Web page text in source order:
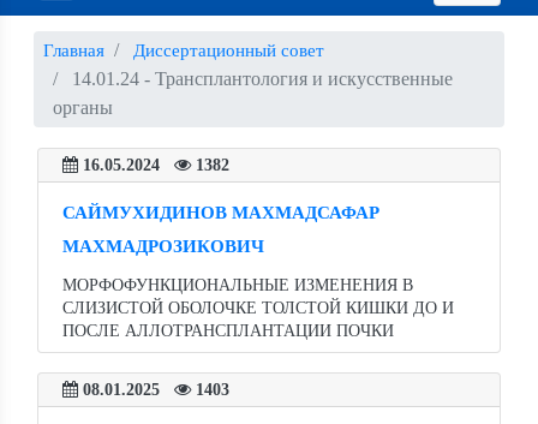
Главная Диссертационный совет
14.01.24 - Трансплантология и искусственные
органы
16.05.2024 1382
САЙМУХИДИНОВ МАХМАДСАФАР
МАХМАДРОЗИКОВИЧ
МОРФОФУНКЦИОНАЛЬНЫЕ ИЗМЕНЕНИЯ В
СЛИЗИСТОЙ ОБОЛОЧКЕ ТОЛСТОЙ КИШКИ ДО И
ПОСЛЕ АЛЛОТРАНСПЛАНТАЦИИ ПОЧКИ
08.01.2025 1403